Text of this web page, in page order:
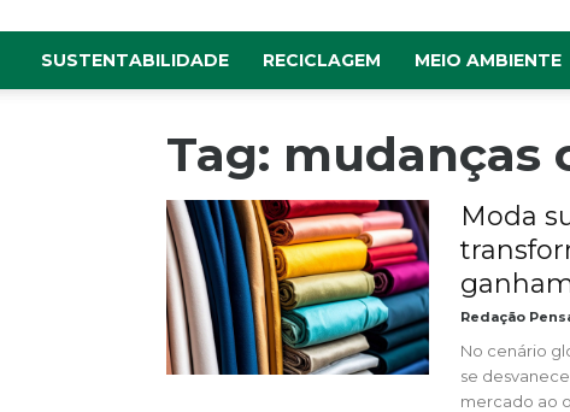
SUSTENTABILIDADE RECICLAGEM MEIO AMBIENTE
Tag: mudanças
Moda
Redação
No cenário
se
mercado ao